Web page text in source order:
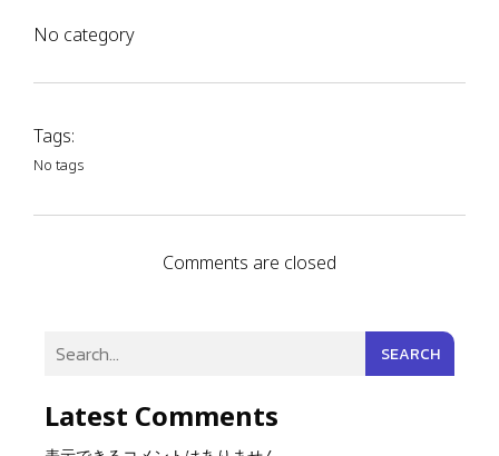
SEARCH
Latest Comments
No category
Tags:
No tags
Comments are closed